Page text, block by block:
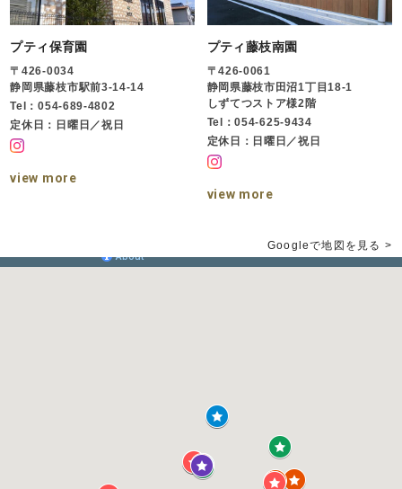
プティ保育園
〒426-0034
静岡県藤枝市駅前3-14-14
Tel：054-689-4802
定休日：日曜日／祝日
view more
プティ藤枝南園
〒426-0061
静岡県藤枝市田沼1丁目18-1
しずてつストア様2階
Tel：054-625-9434
定休日：日曜日／祝日
view more
Googleで地図を見る >